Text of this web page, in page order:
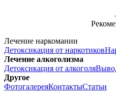
Лечение наркомании
Детоксикация от наркотиков
Лечение алкоголизма
Детоксикация от алкоголя
Другое
ФотогалереяКонтактыСтатьи